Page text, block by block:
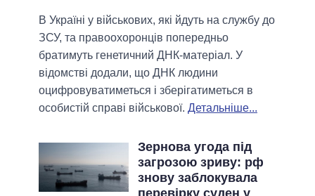
В Україні у військових, які йдуть на службу до
ЗСУ, та правоохоронців попередньо
братимуть генетичний ДНК-матеріал. У
відомстві додали, що ДНК людини
оцифровуватиметься і зберігатиметься в
особистій справі військової. Детальніше...
Зернова угода під
загрозою зриву: рф
знову заблокувала
перевірку суден у